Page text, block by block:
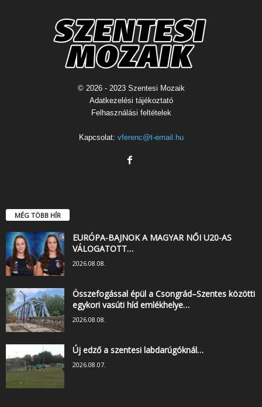
© 2026 - 2023 Szentesi Mozaik
Adatkezelési tájékoztató
Felhasználási feltételek
Kapcsolat: vferenc@t-email.hu
MÉG TÖBB HÍR
EURÓPA-BAJNOK A MAGYAR NŐI U20-AS
VÁLOGATOTT…
2026.08.08.
Összefogással épül a Csongrád–Szentes közötti
egykori vasúti híd emlékhelye…
2026.08.08.
Új edző a szentesi labdarúgóknál…
2026.08.07.